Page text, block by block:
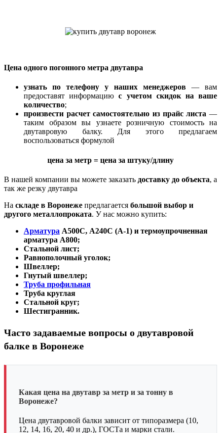
Цена одного погонного метра двутавра
узнать по телефону у наших менеджеров — вам
предоставят информациюс учетом скидок на ваше
количество;
произвести расчет самостоятельно из прайс листа —
таким образом вы узнаете розничную стоимость на
двутавровую балку. Для этого предлагаем
воспользоваться формулой
цена за метр = цена за штуку/длину
В нашей компании вы можете заказать доставку до объекта, а
так же резку двутавра
На складе в Воронеже предлагается большой выбор и
другого металлопроката. У нас можно купить:
Арматура А500С, А240С (А-1) и термоупрочненная
арматура А800;
Стальной лист;
Равнополочный уголок;
Швеллер;
Гнутый швеллер;
Труба профильная
Труба круглая
Стальной круг;
Шестигранник.
Часто задаваемые вопросы о двутавровой
балке в Воронеже
Какая цена на двутавр за метр и за тонну в
Воронеже?
Цена двутавровой балки зависит от типоразмера (10,
12, 14, 16, 20, 40 и др.), ГОСТа и марки стали.